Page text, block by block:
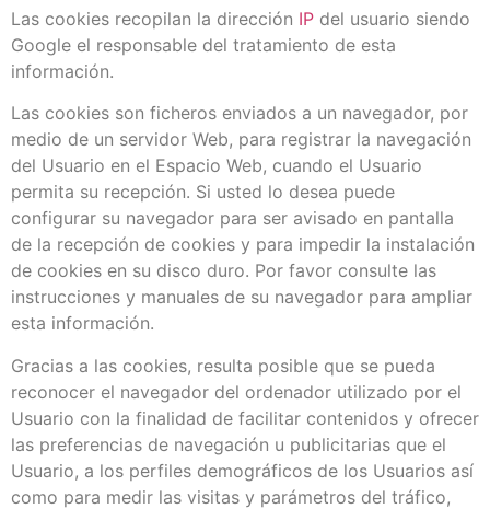
Las cookies recopilan la dirección IP del usuario siendo
Google el responsable del tratamiento de esta
información.
Las cookies son ficheros enviados a un navegador, por
medio de un servidor Web, para registrar la navegación
del Usuario en el Espacio Web, cuando el Usuario
permita su recepción. Si usted lo desea puede
configurar su navegador para ser avisado en pantalla
de la recepción de cookies y para impedir la instalación
de cookies en su disco duro. Por favor consulte las
instrucciones y manuales de su navegador para ampliar
esta información.
Gracias a las cookies, resulta posible que se pueda
reconocer el navegador del ordenador utilizado por el
Usuario con la finalidad de facilitar contenidos y ofrecer
las preferencias de navegación u publicitarias que el
Usuario, a los perfiles demográficos de los Usuarios así
como para medir las visitas y parámetros del tráfico,